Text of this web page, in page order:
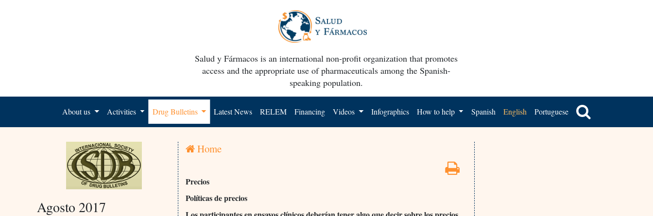
Salud y Fármacos is an international non-profit organization that promotes
access and the appropriate use of pharmaceuticals among the Spanish-
speaking population.
About us Activities Drug Bulletins Latest News RELEM Financing Videos Infographics How to help Spanish English Portuguese
Agosto 2017
Home
Precios
Políticas de precios